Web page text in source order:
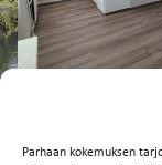
Parhaan kokemuksen
FI